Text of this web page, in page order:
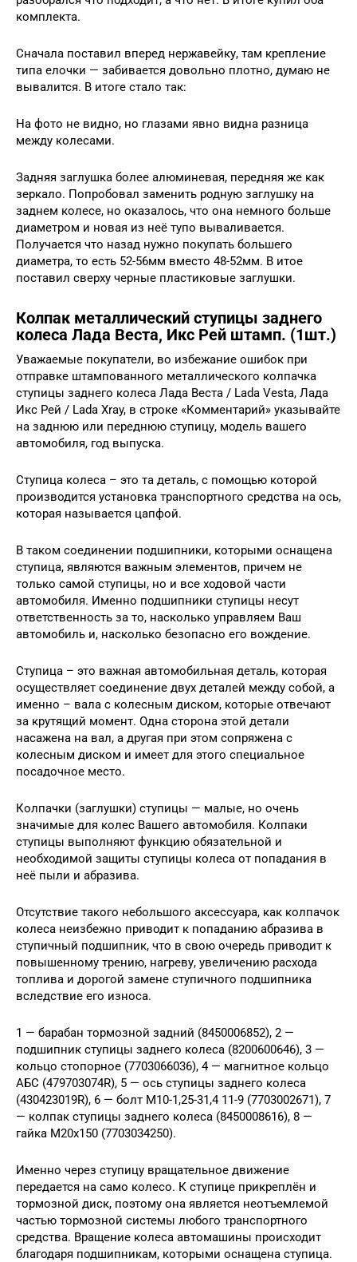
комплекта.
Сначала поставил вперед нержавейку, там крепление
типа елочки — забивается довольно плотно, думаю не
вывалится. В итоге стало так:
На фото не видно, но глазами явно видна разница
между колесами.
Задняя заглушка более алюминевая, передняя же как
зеркало. Попробовал заменить родную заглушку на
заднем колесе, но оказалось, что она немного больше
диаметром и новая из неё тупо вываливается.
Получается что назад нужно покупать большего
диаметра, то есть 52-56мм вместо 48-52мм. В итое
поставил сверху черные пластиковые заглушки.
Колпак металлический ступицы заднего
колеса Лада Веста, Икс Рей штамп. (1шт.)
Уважаемые покупатели, во избежание ошибок при
отправке штампованного металлического колпачка
ступицы заднего колеса Лада Веста / Lada Vesta, Лада
Икс Рей / Lada Xray, в строке «Комментарий» указывайте
на заднюю или переднюю ступицу, модель вашего
автомобиля, год выпуска.
Ступица колеса – это та деталь, с помощью которой
производится установка транспортного средства на ось,
которая называется цапфой.
В таком соединении подшипники, которыми оснащена
ступица, являются важным элементов, причем не
только самой ступицы, но и все ходовой части
автомобиля. Именно подшипники ступицы несут
ответственность за то, насколько управляем Ваш
автомобиль и, насколько безопасно его вождение.
Ступица – это важная автомобильная деталь, которая
осуществляет соединение двух деталей между собой, а
именно – вала с колесным диском, которые отвечают
за крутящий момент. Одна сторона этой детали
насажена на вал, а другая при этом сопряжена с
колесным диском и имеет для этого специальное
посадочное место.
Колпачки (заглушки) ступицы — малые, но очень
значимые для колес Вашего автомобиля. Колпаки
ступицы выполняют функцию обязательной и
необходимой защиты ступицы колеса от попадания в
неё пыли и абразива.
Отсутствие такого небольшого аксессуара, как колпачок
колеса неизбежно приводит к попаданию абразива в
ступичный подшипник, что в свою очередь приводит к
повышенному трению, нагреву, увеличению расхода
топлива и дорогой замене ступичного подшипника
вследствие его износа.
1 — барабан тормозной задний (8450006852), 2 —
подшипник ступицы заднего колеса (8200600646), 3 —
кольцо стопорное (7703066036), 4 — магнитное кольцо
АБС (479703074R), 5 — ось ступицы заднего колеса
(430423019R), 6 — болт М10-1,25-31,4 11-9 (7703002671), 7
— колпак ступицы заднего колеса (8450008616), 8 —
гайка М20х150 (7703034250).
Именно через ступицу вращательное движение
передается на само колесо. К ступице прикреплён и
тормозной диск, поэтому она является неотъемлемой
частью тормозной системы любого транспортного
средства. Вращение колеса автомашины происходит
благодаря подшипникам, которыми оснащена ступица.